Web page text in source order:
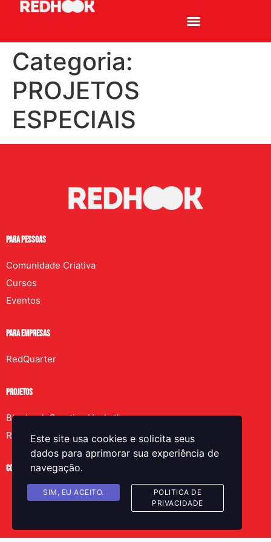
Categoria:
PROJETOS
ESPECIAIS
PARA PESSOAS
Comunidade Criativa
Cursos
Eventos
PARA EMPRESAS
RedQuarter
PROJETOS
Bluehook Creative Hackathon
Red2GO
CONTATO
Este site usa cookies e solicita seus
dados para aprimorar sua experiência de
navegação.
SIM, EU ACEITO.
POLITICA DE
PRIVACIDADE